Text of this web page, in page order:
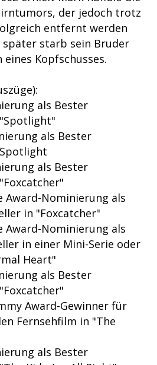
der jedoch trotz
entfernt werden
später starb sein Bruder
Kopfschusses.
als Bester
als Bester
als Bester
Award-Nominierung als
in "Foxcatcher"
Award-Nominierung als
in einer Mini-Serie oder
Heart"
als Bester
Award-Gewinner für
Fernsehfilm in "The
als Bester